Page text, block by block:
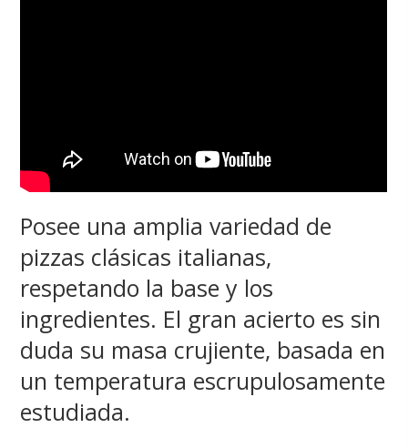
Posee una amplia variedad de
pizzas clásicas italianas,
respetando la base y los
ingredientes. El gran acierto es sin
duda su masa crujiente, basada en
un temperatura escrupulosamente
estudiada.